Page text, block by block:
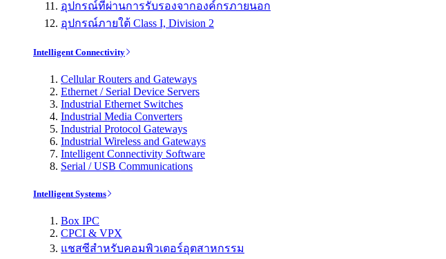
อุปกรณ์ที่ผ่านการรับรองจากองค์กรภายนอก
อุปกรณ์ภายใต้ Class I, Division 2
Intelligent Connectivity
Cellular Routers and Gateways
Ethernet / Serial Device Servers
Industrial Ethernet Switches
Industrial Media Converters
Industrial Protocol Gateways
Industrial Wireless and Gateways
Intelligent Connectivity Software
Serial / USB Communications
Intelligent Systems
Box IPC
CPCI & VPX
แชสซีสำหรับคอมพิวเตอร์อุตสาหกรรม